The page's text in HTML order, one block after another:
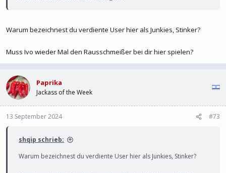
Warum bezeichnest du verdiente User hier als Junkies, Stinker?
Muss Ivo wieder Mal den Rausschmeißer bei dir hier spielen?
Paprika
Jackass of the Week
13 September 2024 #73
shqip schrieb:
Warum bezeichnest du verdiente User hier als Junkies, Stinker?